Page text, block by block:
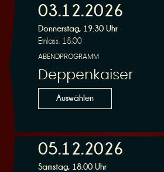
s
e
03.12.2026
Donnerstag, 19:30 Uhr
Einlass: 18:00
ABENDPROGRAMM
Deppenkaiser
Auswählen
05.12.2026
Samstag, 18:00 Uhr